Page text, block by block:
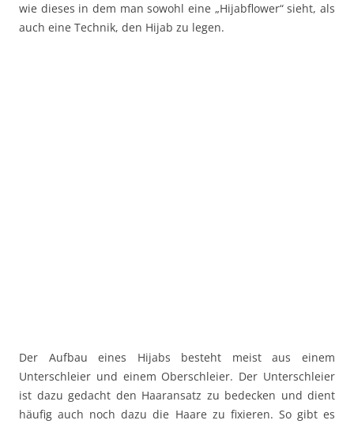
wie dieses in dem man sowohl eine „Hijabflower“ sieht, als
auch eine Technik, den Hijab zu legen.
Der Aufbau eines Hijabs besteht meist aus einem
Unterschleier und einem Oberschleier. Der Unterschleier
ist dazu gedacht den Haaransatz zu bedecken und dient
häufig auch noch dazu die Haare zu fixieren. So gibt es